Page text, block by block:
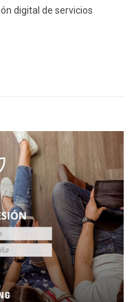
digital de servicios